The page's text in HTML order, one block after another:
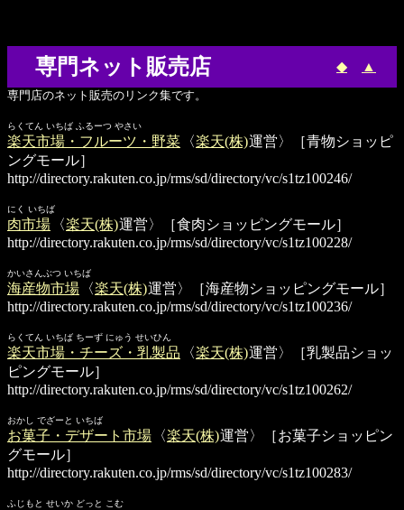
専門ネット販売店 ◆ ▲
専門店のネット販売のリンク集です。
らくてん いちば ふるーつ やさい
楽天市場・フルーツ・野菜 〈楽天(株)運営〉［青物ショッピ
ングモール］
http://directory.rakuten.co.jp/rms/sd/directory/vc/s1tz100246/
にく いちば
肉市場 〈楽天(株)運営〉［食肉ショッピングモール］
http://directory.rakuten.co.jp/rms/sd/directory/vc/s1tz100228/
かいさんぶつ いちば
海産物市場 〈楽天(株)運営〉［海産物ショッピングモール］
http://directory.rakuten.co.jp/rms/sd/directory/vc/s1tz100236/
らくてん いちば ちーず にゅう せいひん
楽天市場・チーズ・乳製品 〈楽天(株)運営〉［乳製品ショッ
ピングモール］
http://directory.rakuten.co.jp/rms/sd/directory/vc/s1tz100262/
おかし でざーと いちば
お菓子・デザート市場 〈楽天(株)運営〉［お菓子ショッピン
グモール］
http://directory.rakuten.co.jp/rms/sd/directory/vc/s1tz100283/
ふじもと せいか どっと こむ